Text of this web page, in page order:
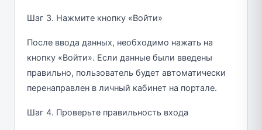
Шаг 3. Нажмите кнопку «Войти»
После ввода данных, необходимо нажать на
кнопку «Войти». Если данные были введены
правильно, пользователь будет автоматически
перенаправлен в личный кабинет на портале.
Шаг 4. Проверьте правильность входа